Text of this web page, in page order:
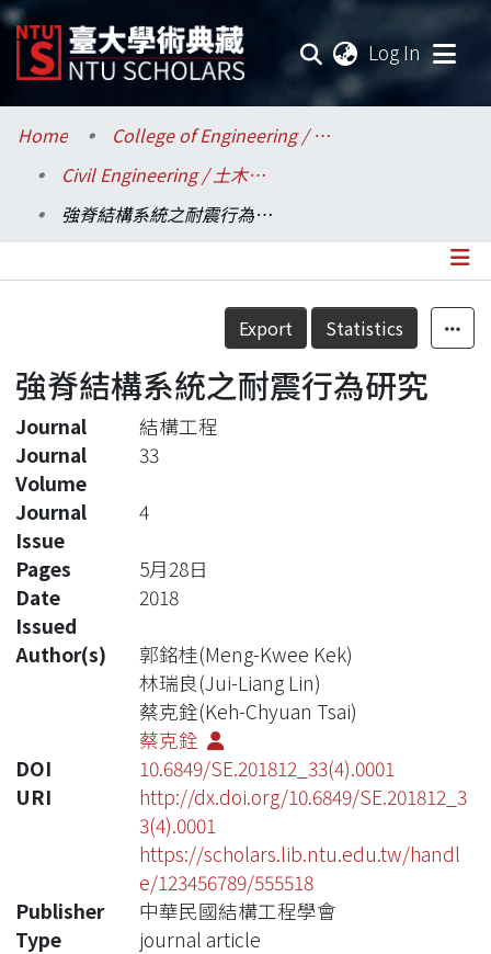
Log In
Communities & Collections
Research Outputs
Statistics
Home
College of Engineering / 工學院
Civil Engineering / 土木工程學系
強脊結構系統之耐震行為研究
Details
Export Statistics
強脊結構系統之耐震行為研究
Journal
結構工程
Journal
Volume
33
Journal
Issue
4
Pages
5月28日
Date
Issued
2018
Author(s)
郭銘桂(Meng-Kwee Kek)
林瑞良(Jui-Liang Lin)
蔡克銓(Keh-Chyuan Tsai)
蔡克銓
DOI
10.6849/SE.201812_33(4).0001
URI
http://dx.doi.org/10.6849/SE.201812_3
3(4).0001
https://scholars.lib.ntu.edu.tw/handl
e/123456789/555518
Publisher
中華民國結構工程學會
Type
journal article